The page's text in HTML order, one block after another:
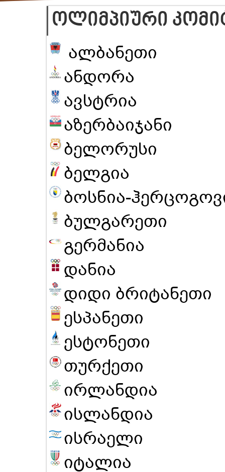
ᲝᲚᲘᲛᲞᲘᲣᲠᲘ
ალბანეთი
ანდორა
ავსტრია
აზერბაიჯანი
ბელორუსი
ბელგია
ბოსნია-
ბულგარეთი
გერმანია
დანია
დიდი ბრიტანეთი
ესპანეთი
ესტონეთი
თურქეთი
ირლანდია
ისლანდია
ისრაელი
იტალია